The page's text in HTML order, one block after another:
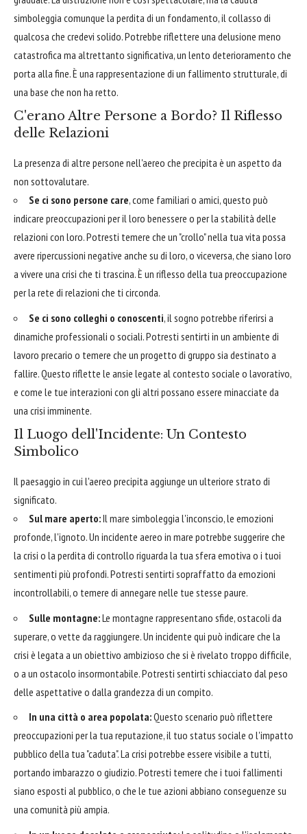
simboleggia comunque la perdita di un fondamento, il collasso di
qualcosa che credevi solido. Potrebbe riflettere una delusione meno
catastrofica ma altrettanto significativa, un lento deterioramento che
porta alla fine. È una rappresentazione di un fallimento strutturale, di
una base che non ha retto.
C'erano Altre Persone a Bordo? Il Riflesso
delle Relazioni
La presenza di altre persone nell'aereo che precipita è un aspetto da
non sottovalutare.
Se ci sono persone care, come familiari o amici, questo può
indicare preoccupazioni per il loro benessere o per la stabilità delle
relazioni con loro. Potresti temere che un "crollo" nella tua vita possa
avere ripercussioni negative anche su di loro, o viceversa, che siano loro
a vivere una crisi che ti trascina. È un riflesso della tua preoccupazione
per la rete di relazioni che ti circonda.
Se ci sono colleghi o conoscenti, il sogno potrebbe riferirsi a
dinamiche professionali o sociali. Potresti sentirti in un ambiente di
lavoro precario o temere che un progetto di gruppo sia destinato a
fallire. Questo riflette le ansie legate al contesto sociale o lavorativo,
e come le tue interazioni con gli altri possano essere minacciate da
una crisi imminente.
Il Luogo dell'Incidente: Un Contesto
Simbolico
Il paesaggio in cui l'aereo precipita aggiunge un ulteriore strato di
significato.
Sul mare aperto:Il mare simboleggia l'inconscio, le emozioni
profonde, l'ignoto. Un incidente aereo in mare potrebbe suggerire che
la crisi o la perdita di controllo riguarda la tua sfera emotiva o i tuoi
sentimenti più profondi. Potresti sentirti sopraffatto da emozioni
incontrollabili, o temere di annegare nelle tue stesse paure.
Sulle montagne:Le montagne rappresentano sfide, ostacoli da
superare, o vette da raggiungere. Un incidente qui può indicare che la
crisi è legata a un obiettivo ambizioso che si è rivelato troppo difficile,
o a un ostacolo insormontabile. Potresti sentirti schiacciato dal peso
delle aspettative o dalla grandezza di un compito.
In una città o area popolata:Questo scenario può riflettere
preoccupazioni per la tua reputazione, il tuo status sociale o l'impatto
pubblico della tua "caduta". La crisi potrebbe essere visibile a tutti,
portando imbarazzo o giudizio. Potresti temere che i tuoi fallimenti
siano esposti al pubblico, o che le tue azioni abbiano conseguenze su
una comunità più ampia.